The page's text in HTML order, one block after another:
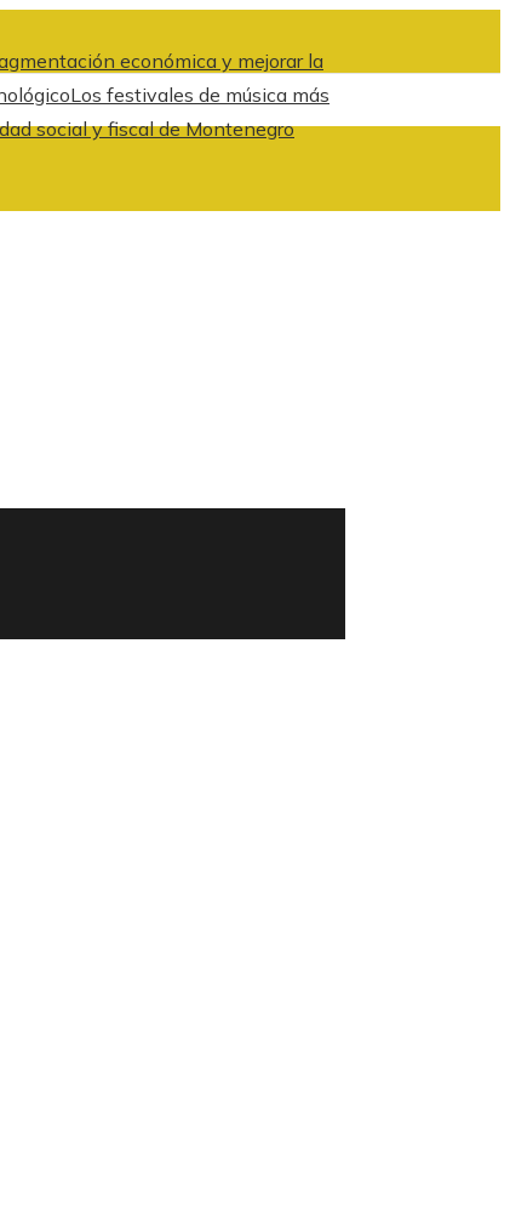
económica y mejorar la
Los festivales de música más
social y fiscal de Montenegro